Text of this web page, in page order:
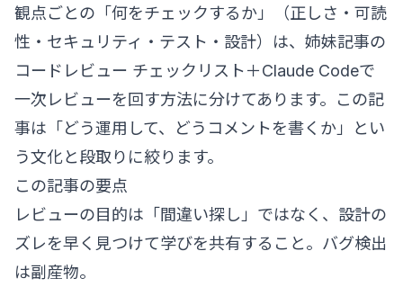
観点ごとの「何をチェックするか」（正しさ・可読
性・セキュリティ・テスト・設計）は、姉妹記事の
コードレビュー チェックリスト＋Claude Codeで
一次レビューを回す方法に分けてあります。この記
事は「どう運用して、どうコメントを書くか」とい
う文化と段取りに絞ります。
この記事の要点
レビューの目的は「間違い探し」ではなく、設計の
ズレを早く見つけて学びを共有すること。バグ検出
は副産物。